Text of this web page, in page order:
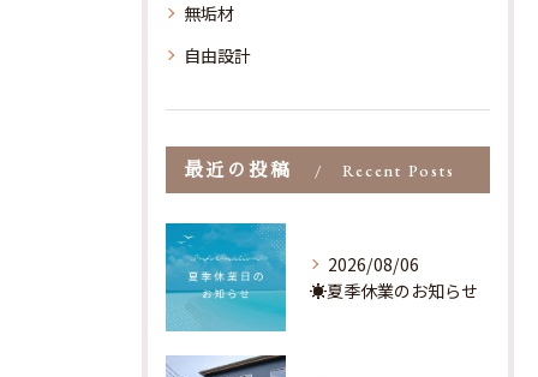
無垢材
自由設計
最近の投稿 Recent Posts
2026/08/06
☀️夏季休業のお知らせ